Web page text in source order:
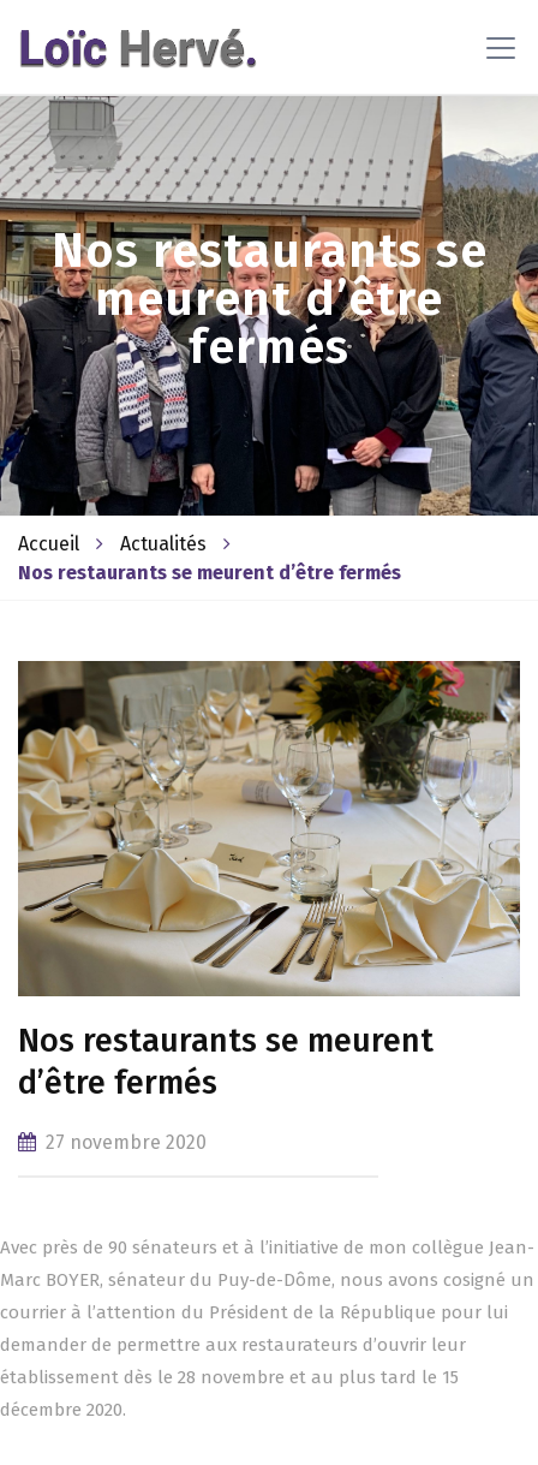
Nos restaurants se
meurent d’être
fermés
Accueil
Actualités
Nos restaurants se meurent d’être fermés
Nos restaurants se meurent
d’être fermés
27 novembre 2020
Avec près de 90 sénateurs et à l’initiative de mon collègue Jean-
Marc BOYER, sénateur du Puy-de-Dôme, nous avons cosigné un
courrier à l’attention du Président de la République pour lui
demander de permettre aux restaurateurs d’ouvrir leur
établissement dès le 28 novembre et au plus tard le 15
décembre 2020.
l'utilisation de cookies pour vous proposer des contenus et
services adaptés